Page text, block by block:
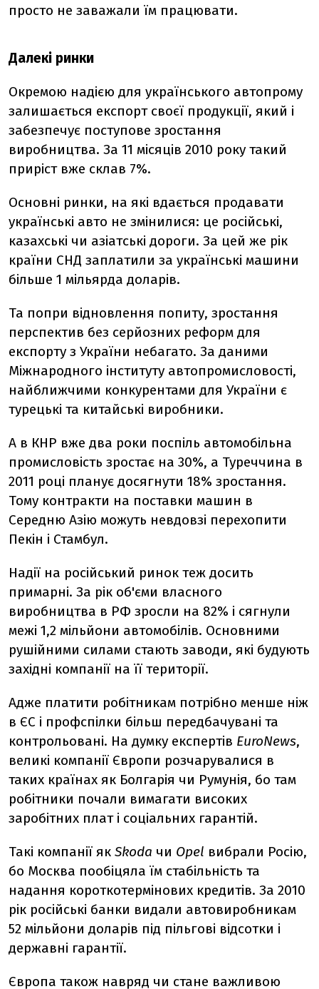
просто не заважали їм працювати.
Далекі ринки
Окремою надією для українського автопрому
залишається експорт своєї продукції, який і
забезпечує поступове зростання
виробництва. За 11 місяців 2010 року такий
приріст вже склав 7%.
Основні ринки, на які вдається продавати
українські авто не змінилися: це російські,
казахські чи азіатські дороги. За цей же рік
країни СНД заплатили за українські машини
більше 1 мільярда доларів.
Та попри відновлення попиту, зростання
перспектив без серйозних реформ для
експорту з України небагато. За даними
Міжнародного інституту автопромисловості,
найближчими конкурентами для України є
турецькі та китайські виробники.
А в КНР вже два роки поспіль автомобільна
промисловість зростає на 30%, а Туреччина в
2011 році планує досягнути 18% зростання.
Тому контракти на поставки машин в
Середню Азію можуть невдовзі перехопити
Пекін і Стамбул.
Надії на російський ринок теж досить
примарні. За рік об'єми власного
виробництва в РФ зросли на 82% і сягнули
межі 1,2 мільйони автомобілів. Основними
рушійними силами стають заводи, які будують
західні компанії на її території.
Адже платити робітникам потрібно менше ніж
в ЄС і профспілки більш передбачувані та
контрольовані. На думку експертів EuroNews,
великі компанії Європи розчарувалися в
таких країнах як Болгарія чи Румунія, бо там
робітники почали вимагати високих
заробітних плат і соціальних гарантій.
Такі компанії як Skoda чи Opel вибрали Росію,
бо Москва пообіцяла їм стабільність та
надання короткотермінових кредитів. За 2010
рік російські банки видали автовиробникам
52 мільйони доларів під пільгові відсотки і
державні гарантії.
Європа також навряд чи стане важливою